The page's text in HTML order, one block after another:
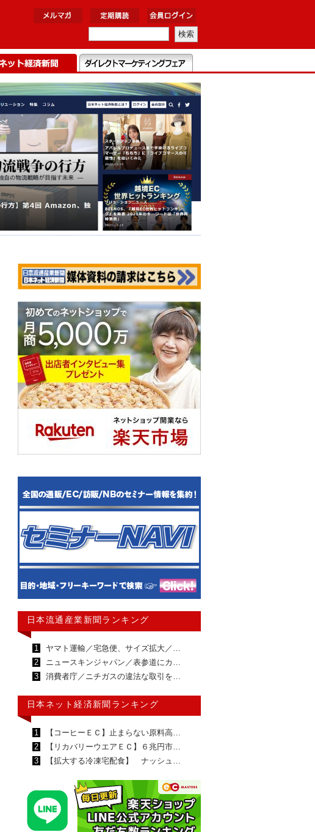
日本流通産業新聞ランキング
1
ヤマト運輸／宅急便、サイズ拡大／…
2
ニュースキンジャパン／表参道にカ…
3
消費者庁／ニチガスの違法な取引を…
日本ネット経済新聞ランキング
1
【コーヒーＥＣ】止まらない原料高…
2
【リカバリーウエアＥＣ】６兆円市…
3
【拡大する冷凍宅配食】 ナッシュ…